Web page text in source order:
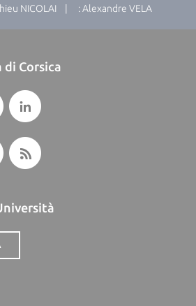
NICOLAI | : Alexandre VELA
Corsica